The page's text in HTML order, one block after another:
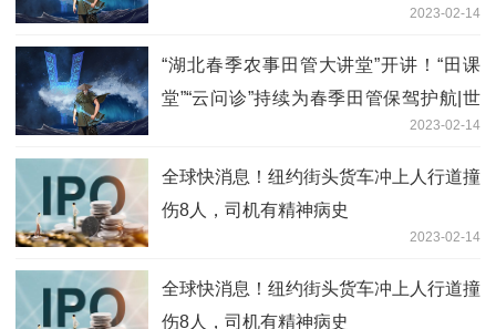
2023-02-14
“湖北春季农事田管大讲堂”开讲！“田课
堂”“云问诊”持续为春季田管保驾护航|世
2023-02-14
全球快消息！纽约街头货车冲上人行道撞
伤8人，司机有精神病史
2023-02-14
全球快消息！纽约街头货车冲上人行道撞
伤8人，司机有精神病史